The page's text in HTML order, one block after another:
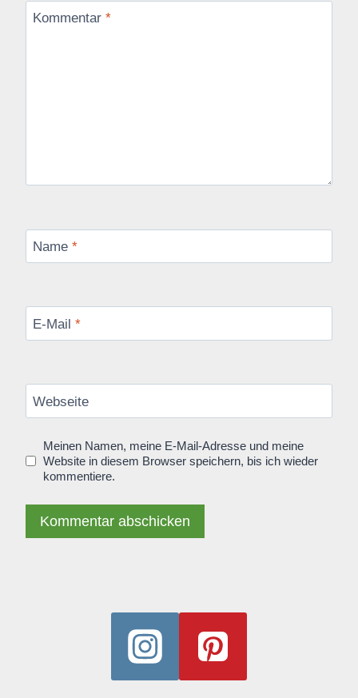
Kommentar *
Name *
E-Mail *
Webseite
Meinen Namen, meine E-Mail-Adresse und meine
Website in diesem Browser speichern, bis ich wieder
kommentiere.